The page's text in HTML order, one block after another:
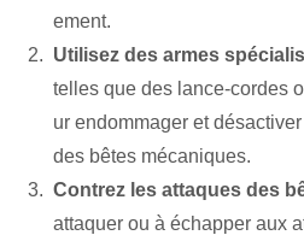
ement.
Utilisez des armes
telles que des lance-cordes
ur endommager et
des bêtes mécaniques.
Contrez les attaques des
attaquer ou à échapper aux